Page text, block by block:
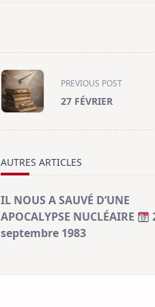
<span
class="nav-
subtitle
screen-
text">Page</span>
PREVIOUS POST
27 FÉVRIER
AUTRES ARTICLES
IL NOUS A SAUVÉ D’UNE
APOCALYPSE NUCLÉAIRE
septembre 1983